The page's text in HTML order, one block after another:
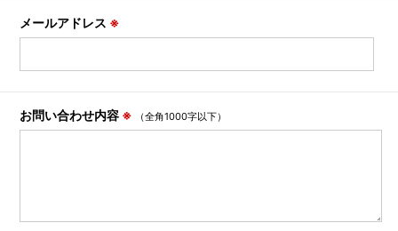
メールアドレス ※
お問い合わせ内容 ※ （全角1000字以下）